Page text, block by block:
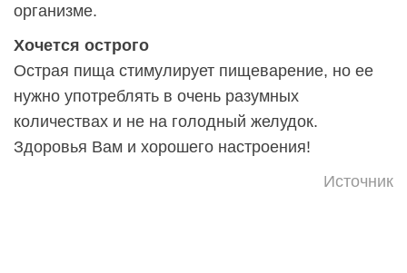
организме.
Хочется острого
Острая пища стимулирует пищеварение, но ее
нужно употреблять в очень разумных
количествах и не на голодный желудок.
Здоровья Вам и хорошего настроения!
Источник